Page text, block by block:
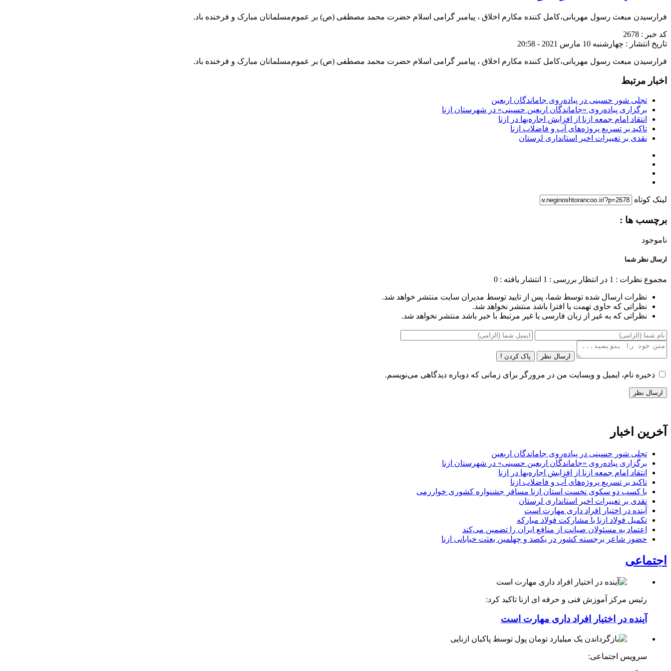
فرارسیدن مبعث رسول مهربانی،‌کامل کننده مکارم اخلاق ، پیامبر گرامی اسلام حضرت ‌محمد مصطفی (ص) بر عموم‌مسلمانان مبارک و فرخنده باد.
کد خبر : 2678
تاریخ انتشار : چهارشنبه 10 مارس 2021 - 20:58
فرارسیدن مبعث رسول مهربانی،‌کامل کننده مکارم اخلاق ، پیامبر گرامی اسلام حضرت ‌محمد مصطفی (ص) بر عموم‌مسلمانان مبارک و فرخنده باد.
اخبار مرتبط
تجلی شور حسینی در پیاده‌روی جاماندگان اربعین
برگزاری پیاده‌روی «جاماندگان اربعین حسینی» در شهرستان ازنا
انتقاد امام جمعه ازنا از افزایش اجاره‌بها در ازنا
تاکید بر تسریع پروژه‌های آب و فاضلاب ازنا
نقدی بر تغییرات اخیر استانداری لرستان
لینک کوتاه
برچسب ها :
ناموجود
ارسال نظر شما
مجموع نظرات : 1 در انتظار بررسی : 1 انتشار یافته : 0
نظرات ارسال شده توسط شما، پس از تایید توسط مدیران سایت منتشر خواهد شد.
نظراتی که حاوی تهمت یا افترا باشد منتشر نخواهد شد.
نظراتی که به غیر از زبان فارسی یا غیر مرتبط با خبر باشد منتشر نخواهد شد.
ارسال نظر پاک کردن !
ذخیره نام، ایمیل و وبسایت من در مرورگر برای زمانی که دوباره دیدگاهی می‌نویسم.
آخرین اخبار
تجلی شور حسینی در پیاده‌روی جاماندگان اربعین
برگزاری پیاده‌روی «جاماندگان اربعین حسینی» در شهرستان ازنا
انتقاد امام جمعه ازنا از افزایش اجاره‌بها در ازنا
تاکید بر تسریع پروژه‌های آب و فاضلاب ازنا
با کسب دو سکوی نخست استان ازنا مسافر جشنواره کشوری خوارزمی
نقدی بر تغییرات اخیر استانداری لرستان
آینده در اختیار افراد داری مهارت است
تکمیل فولاد ازنا با مشارکت فولاد مبارکه
اعتماد به مسئولان صیانت از منافع ایران را تضمین می‌کند
حضور شاعر برجسته کشور در یکصد و چهلمین بعثت خیابانی ازنا
اجتماعی
رئیس مرکز آموزش فنی و حرفه ای ازنا تاکید کرد:
آینده در اختیار افراد داری مهارت است
سرویس اجتماعی: